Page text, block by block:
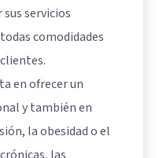
servicios
comodidades
en ofrecer un
y también en
la obesidad o el